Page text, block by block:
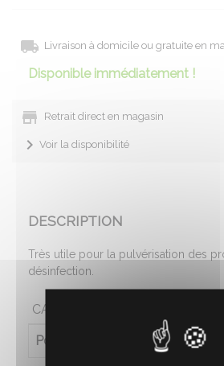
Livraison à domicile ou gratuite en
Disponible immédiatement !
Retrait direct en magasin
Voir la disponibilité
DESCRIPTION
Très utile pour la pulvérisation des
désinfection.
CARACTÉRISTIQUES
Poids (en kg) 0.119